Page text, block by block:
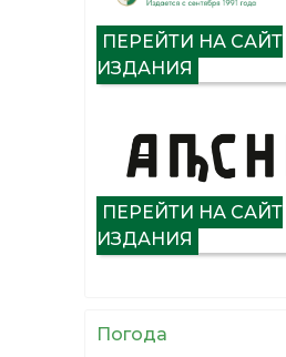
ПЕРЕЙТИ НА САЙТ
ИЗДАНИЯ
ПЕРЕЙТИ НА САЙТ
ИЗДАНИЯ
Погода